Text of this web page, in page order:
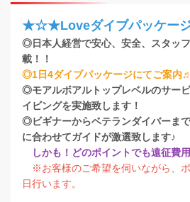
★☆★Loveダイブパッケ
◎日本人経営で安心、安全、スタッ
載！！
◎1日4ダイブパッケージにてご案内♬
◎モアルボアルトップレベルのサー
イビングを実施致します！
◎ビギナーからベテランダイバーま
に合わせてガイドが激選致します♪
しかも！どのポイントでも遠征費
※お客様のご希望を伺いながら、
日行います。